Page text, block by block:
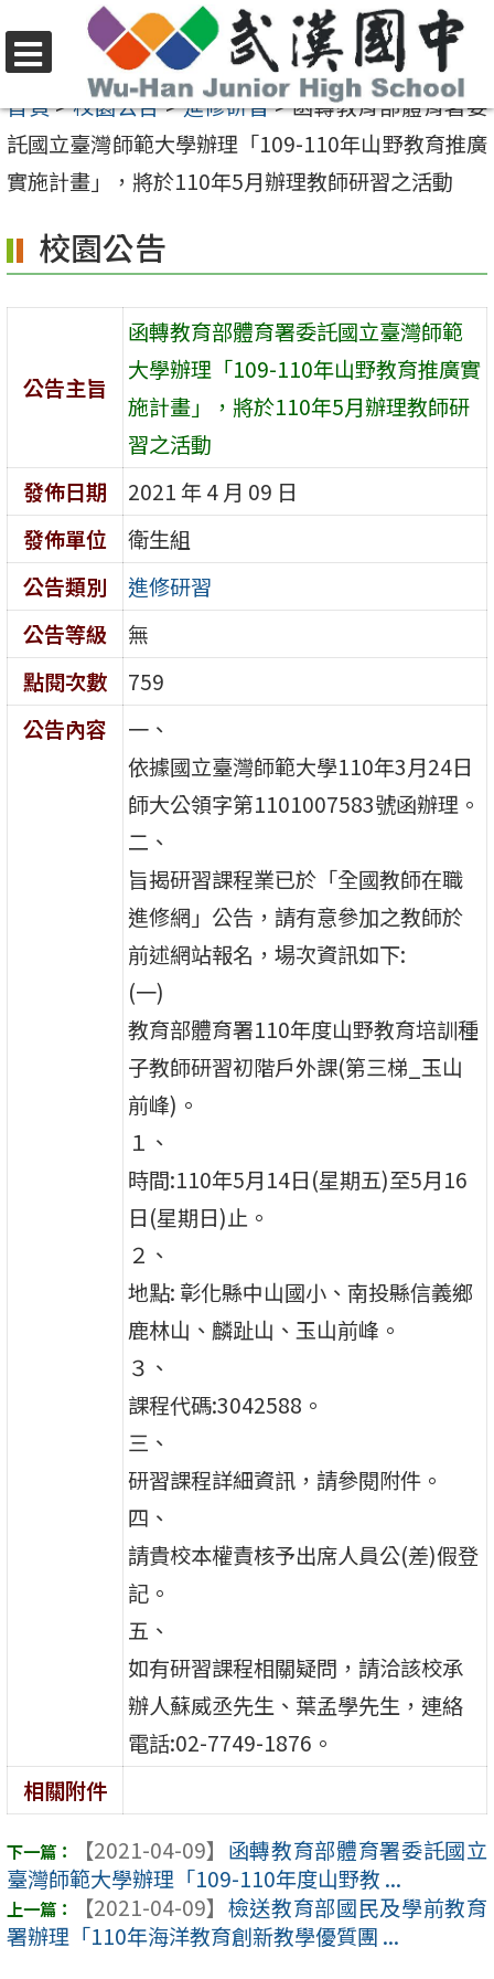
至
要
內
區
選
單
首頁>校園公告>進修研習>函轉教育部體育署委
託國立臺灣師範大學辦理「109-110年山野教育推廣
實施計畫」，將於110年5月辦理教師研習之活動
校園公告
公告主旨
函轉教育部體育署委託國立臺灣師範
大學辦理「109-110年山野教育推廣實
施計畫」，將於110年5月辦理教師研
習之活動
發佈日期
2021 年 4 月 09 日
發佈單位
衛生組
公告類別
進修研習
公告等級
無
點閱次數
759
公告內容
一、
依據國立臺灣師範大學110年3月24日
師大公領字第1101007583號函辦理。
二、
旨揭研習課程業已於「全國教師在職
進修網」公告，請有意參加之教師於
前述網站報名，場次資訊如下:
(一)
教育部體育署110年度山野教育培訓種
子教師研習初階戶外課(第三梯_玉山
前峰)。
１、
時間:110年5月14日(星期五)至5月16
日(星期日)止。
２、
地點: 彰化縣中山國小、南投縣信義鄉
鹿林山、麟趾山、玉山前峰。
３、
課程代碼:3042588。
三、
研習課程詳細資訊，請參閱附件。
四、
請貴校本權責核予出席人員公(差)假登
記。
五、
如有研習課程相關疑問，請洽該校承
辦人蘇威丞先生、葉孟學先生，連絡
電話:02-7749-1876。
相關附件
【2021-04-09】 函轉教育部體育署委託國立
臺灣師範大學辦理「109-110年度山野教 ...
【2021-04-09】 檢送教育部國民及學前教育
署辦理「110年海洋教育創新教學優質團 ...